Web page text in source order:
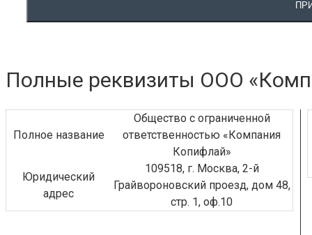
2400102 СТЕПЛЕРНАЯ ГОЛОВКА ДЛЯ FOLDNAK
4/8/40 НА 5000 СКОБ
ФАЙЛОВЫХ СКОБ
2932619 (26) ТОЛКАТЕЛЬ К ШВЕЙНОЙ ГОЛОВКЕ
RICOH
Полные реквизиты ООО
Полное название
Общество с ограниченной
ответственностью «Компания
Копифлай»
Юридический
адрес
109518, г. Москва, 2-й
Грайвороновский проезд, дом 48,
стр. 1, оф.10